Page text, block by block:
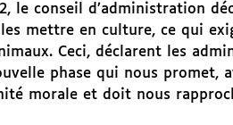
le conseil d’administration
mettre en culture, ce qui
Ceci, déclarent les
phase qui nous promet,
morale et doit nous